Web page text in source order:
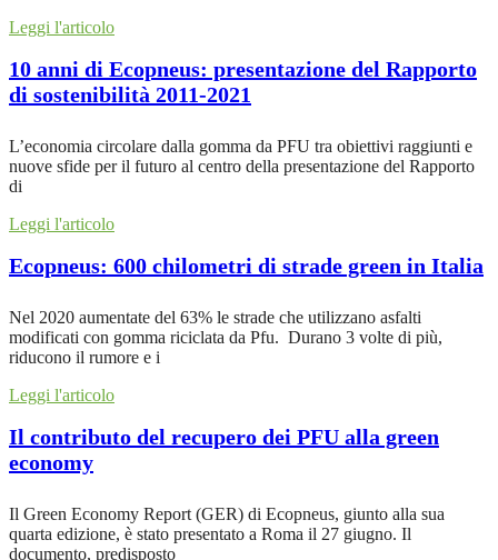
Leggi l'articolo
10 anni di Ecopneus: presentazione del Rapporto
di sostenibilità 2011-2021
L’economia circolare dalla gomma da PFU tra obiettivi raggiunti e
nuove sfide per il futuro al centro della presentazione del Rapporto
di
Leggi l'articolo
Ecopneus: 600 chilometri di strade green in Italia
Nel 2020 aumentate del 63% le strade che utilizzano asfalti
modificati con gomma riciclata da Pfu. Durano 3 volte di più,
riducono il rumore e i
Leggi l'articolo
Il contributo del recupero dei PFU alla green
economy
Il Green Economy Report (GER) di Ecopneus, giunto alla sua
quarta edizione, è stato presentato a Roma il 27 giugno. Il
documento, predisposto